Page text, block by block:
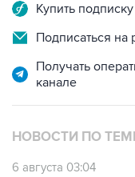
Купить
Подписаться на
Получать
канале
НОВОСТИ ПО
6 августа 03:04